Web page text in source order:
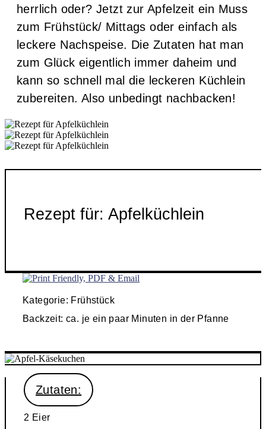
herrlich oder? Jetzt zur Apfelzeit ein Muss
zum Frühstück/ Mittags oder einfach als
leckere Nachspeise. Die Zutaten hat man
zum Glück eigentlich immer daheim und
kann so schnell mal die leckeren Küchlein
zubereiten. Also unbedingt nachbacken!
Rezept für: Apfelküchlein
Kategorie: Frühstück
Backzeit: ca. je ein paar Minuten in der Pfanne
Zutaten:
2 Eier